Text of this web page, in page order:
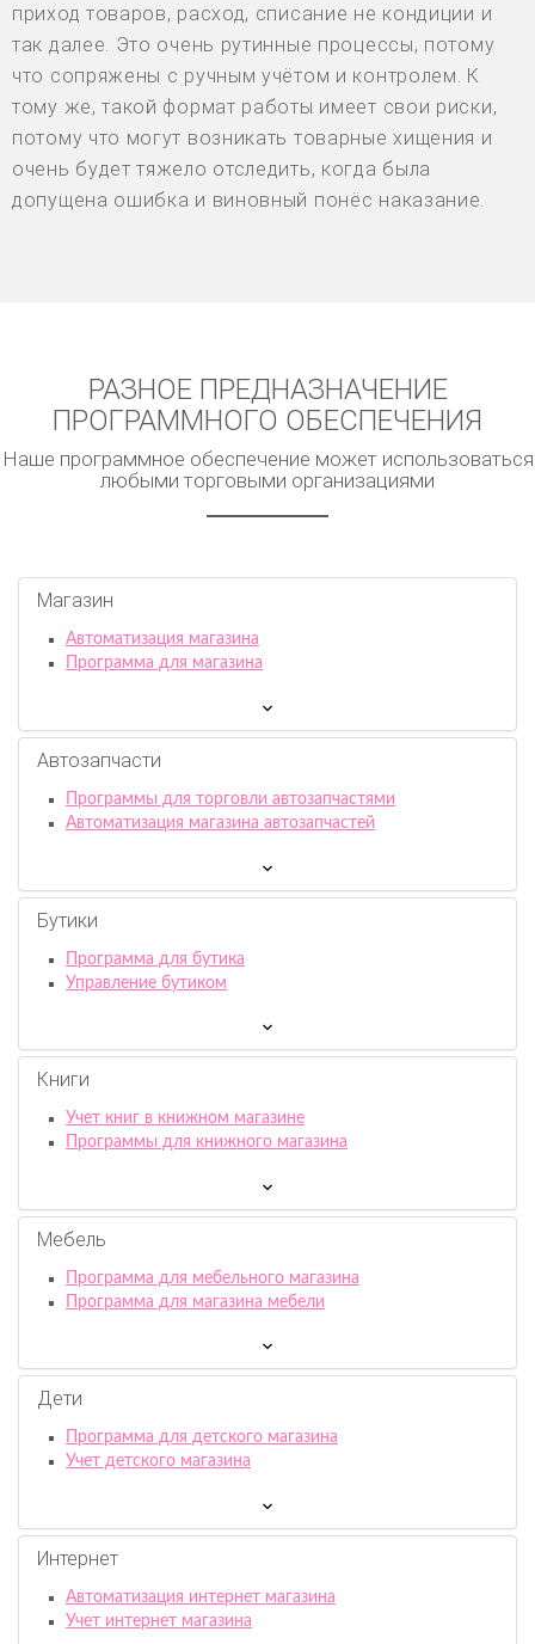
приход товаров, расход, списание не кондиции и
так далее. Это очень рутинные процессы, потому
что сопряжены с ручным учётом и контролем. К
тому же, такой формат работы имеет свои риски,
потому что могут возникать товарные хищения и
очень будет тяжело отследить, когда была
допущена ошибка и виновный понёс наказание.
РАЗНОЕ ПРЕДНАЗНАЧЕНИЕ
ПРОГРАММНОГО ОБЕСПЕЧЕНИЯ
Наше программное обеспечение может использоваться
любыми торговыми организациями
Магазин
Автоматизация магазина
Программа для магазина
Автозапчасти
Программы для торговли автозапчастями
Автоматизация магазина автозапчастей
Бутики
Программа для бутика
Управление бутиком
Книги
Учет книг в книжном магазине
Программы для книжного магазина
Мебель
Программа для мебельного магазина
Программа для магазина мебели
Дети
Программа для детского магазина
Учет детского магазина
Интернет
Автоматизация интернет магазина
Учет интернет магазина